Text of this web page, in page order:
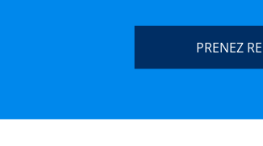
PRENEZ